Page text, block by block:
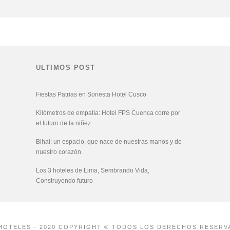
ÚLTIMOS POST
Fiestas Patrias en Sonesta Hotel Cusco
Kilómetros de empatía: Hotel FPS Cuenca corre por
el futuro de la niñez
Bihai: un espacio, que nace de nuestras manos y de
nuestro corazón
Los 3 hoteles de Lima, Sembrando Vida,
Construyendo futuro
- 2020 COPYRIGHT © TODOS LOS DERECHOS